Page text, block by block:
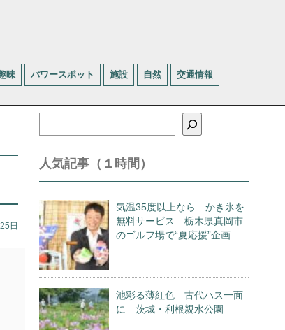
味 パワースポット 施設 自然 交通情報
日
索
人気記事（１時間）
気温35度以上なら…かき氷を
無料サービス 栃木県真岡市
のゴルフ場で“夏応援”企画
池彩る薄紅色 古代ハス一面
に 茨城・利根親水公園